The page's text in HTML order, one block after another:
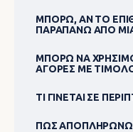
ΜΠΟΡΏ, ΑΝ ΤΟ
ΠΑΡΑΠΆΝΩ ΑΠΌ
ΜΠΟΡΏ ΝΑ
ΑΓΟΡΈΣ ΜΕ
ΤΙ ΓΊΝΕΤΑΙ ΣΕ
ΠΏΣ ΑΠΟΠΛΗΡΏΝΩ